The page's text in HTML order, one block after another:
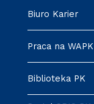
Biuro Karier
Praca na WAPK
Biblioteka PK